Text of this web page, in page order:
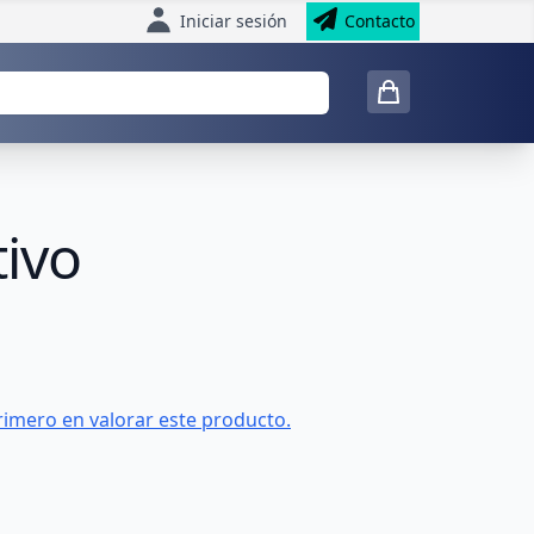
Iniciar sesión Contacto
en valorar este producto.